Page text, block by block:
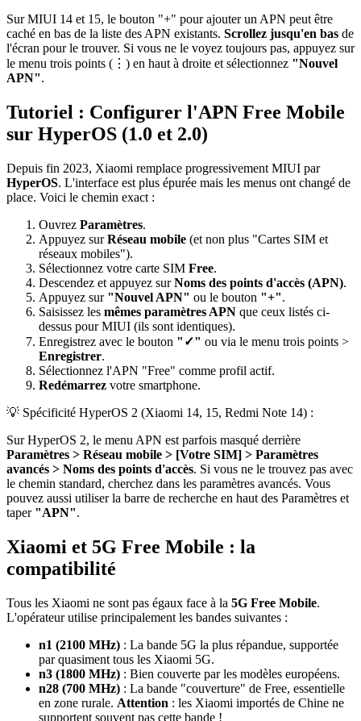
Sur MIUI 14 et 15, le bouton "+" pour ajouter un APN peut être
caché en bas de la liste des APN existants. Scrollez jusqu'en bas de
l'écran pour le trouver. Si vous ne le voyez toujours pas, appuyez sur
le menu trois points (⋮) en haut à droite et sélectionnez "Nouvel
APN".
Tutoriel : Configurer l'APN Free Mobile
sur HyperOS (1.0 et 2.0)
Depuis fin 2023, Xiaomi remplace progressivement MIUI par
HyperOS. L'interface est plus épurée mais les menus ont changé de
place. Voici le chemin exact :
Ouvrez Paramètres.
Appuyez surRéseau mobile (et non plus "Cartes SIM et
réseaux mobiles").
Sélectionnez votre carte SIM Free.
Descendez et appuyez surNoms des points d'accès (APN).
Appuyez sur "Nouvel APN" ou le bouton "+".
Saisissez les mêmes paramètres APN que ceux listés ci-
dessus pour MIUI (ils sont identiques).
Enregistrez avec le bouton "✓" ou via le menu trois points >
Enregistrer.
Sélectionnez l'APN "Free" comme profil actif.
Redémarrez votre smartphone.
💡 Spécificité HyperOS 2 (Xiaomi 14, 15, Redmi Note 14) :
Sur HyperOS 2, le menu APN est parfois masqué derrière
Paramètres > Réseau mobile > [Votre SIM] > Paramètres
avancés > Noms des points d'accès. Si vous ne le trouvez pas avec
le chemin standard, cherchez dans les paramètres avancés. Vous
pouvez aussi utiliser la barre de recherche en haut des Paramètres et
taper "APN".
Xiaomi et 5G Free Mobile : la
compatibilité
Tous les Xiaomi ne sont pas égaux face à la 5G Free Mobile.
L'opérateur utilise principalement les bandes suivantes :
n1 (2100 MHz) : La bande 5G la plus répandue, supportée
par quasiment tous les Xiaomi 5G.
n3 (1800 MHz) : Bien couverte par les modèles européens.
n28 (700 MHz) : La bande "couverture" de Free, essentielle
en zone rurale. Attention : les Xiaomi importés de Chine ne
supportent souvent pas cette bande !